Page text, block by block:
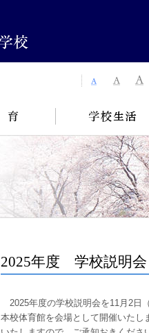
2025年度 学校説明会
2025年度の学校説明会を11月2日
本校体育館を会場として開催いたし